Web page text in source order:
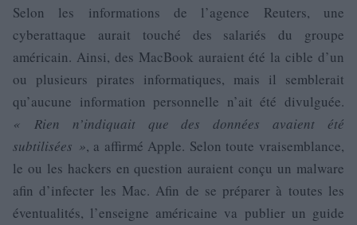
Selon les informations de l’agence Reuters, une
cyberattaque aurait touché des salariés du groupe
américain. Ainsi, des MacBook auraient été la cible d’un
ou plusieurs pirates informatiques, mais il semblerait
qu’aucune information personnelle n’ait été divulguée.
« Rien n’indiquait que des données avaient été
subtilisées », a affirmé Apple. Selon toute vraisemblance,
le ou les hackers en question auraient conçu un malware
afin d’infecter les Mac. Afin de se préparer à toutes les
éventualités, l’enseigne américaine va publier un guide